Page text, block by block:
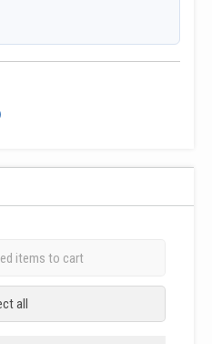
items to cart
all